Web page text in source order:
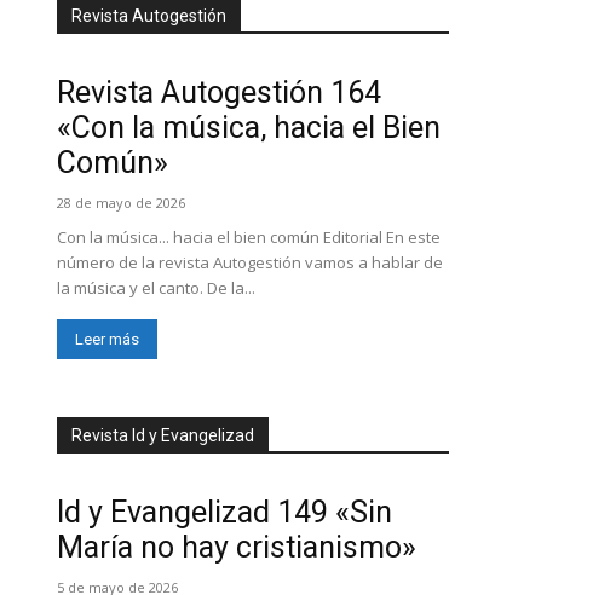
Revista Autogestión
Revista Autogestión 164
«Con la música, hacia el Bien
Común»
28 de mayo de 2026
Con la música... hacia el bien común Editorial En este
número de la revista Autogestión vamos a hablar de
la música y el canto. De la...
Leer más
Revista Id y Evangelizad
Id y Evangelizad 149 «Sin
María no hay cristianismo»
5 de mayo de 2026